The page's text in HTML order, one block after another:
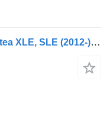
Ventura 30117390 Tür für VDL Citea XLE, SLE (2012-) Bus